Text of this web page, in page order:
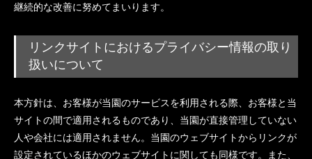
継続的な改善に努めてまいります。
リンクサイトにおけるプライバシー情報の取り
扱いについて
本方針は、お客様が当園のサービスを利用される際、お客様と当
サイトの間で適用されるものであり、当園が直接管理していない
人や会社には適用されません。当園のウェブサイトからリンクが
設定されているほかのウェブサイトに関しても同様です。また、